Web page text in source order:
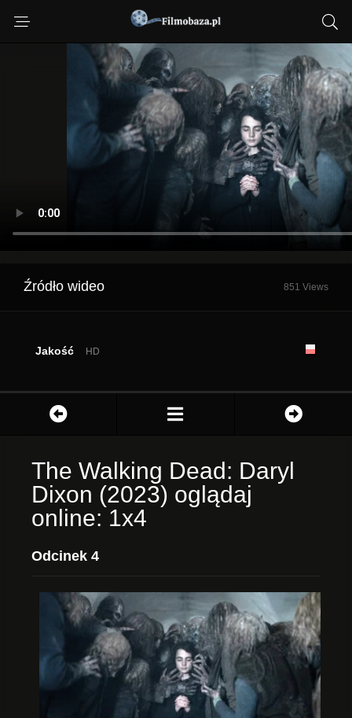
Źródło wideo 851 Views
Jakość HD
The Walking Dead: Daryl
Dixon (2023) oglądaj
online: 1x4
Odcinek 4